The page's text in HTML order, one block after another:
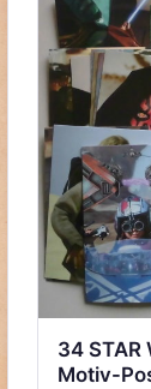
34 STAR
Motiv-